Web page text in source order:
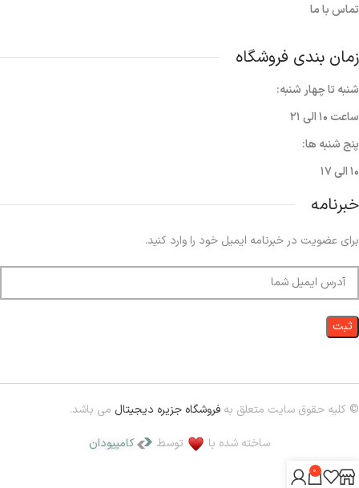
تماس با ما
زمان بندی فروشگاه
شنبه تا چهار شنبه:
ساعت ۱۰ الی ۲۱
پنج شنبه ها:
۱۰ الی ۱۷
خبرنامه
برای عضویت در خبرنامه ایمیل خود را وارد کنید.
© کلیه حقوق سایت متعلق به فروشگاه جزیره دیجیتال می باشد.
ساخته شده با
توسط کامپیودان
0